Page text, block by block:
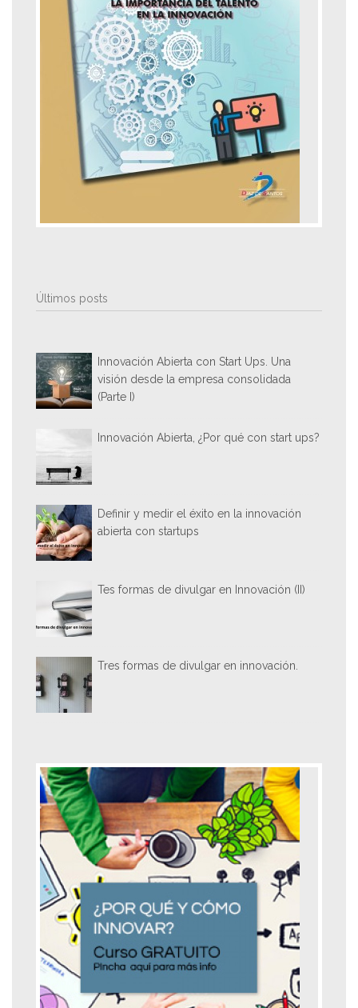
Últimos posts
Innovación Abierta con Start Ups. Una
visión desde la empresa consolidada
(Parte I)
Innovación Abierta, ¿Por qué con start ups?
Definir y medir el éxito en la innovación
abierta con startups
Tes formas de divulgar en Innovación (II)
Tres formas de divulgar en innovación.